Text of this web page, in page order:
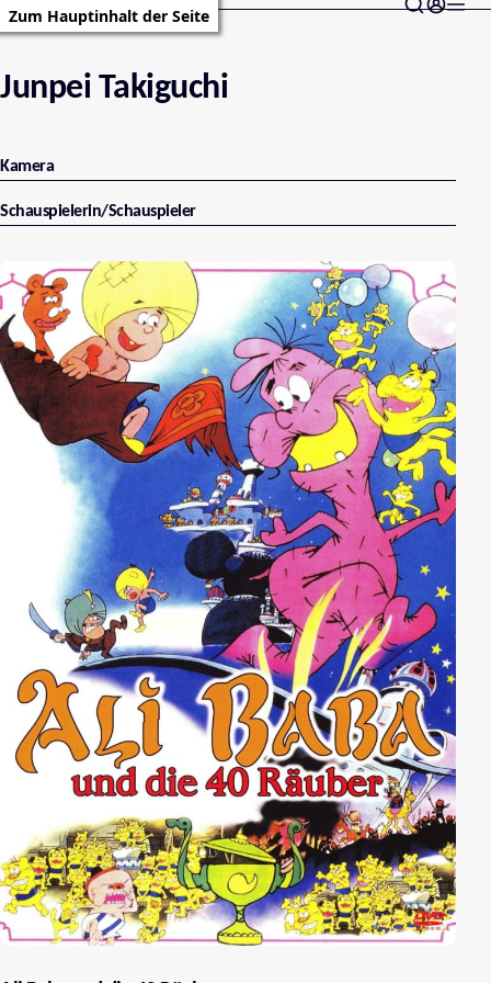
Zum Hauptinhalt der Seite
Junpei Takiguchi
Kamera
Schauspielerin/Schauspieler